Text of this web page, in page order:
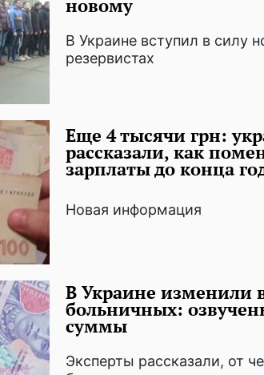
новому
В Украине вступил в силу
резервистах
Еще 4 тысячи грн:
рассказали, как
зарплаты до конца
Новая информация
В Украине изменили
больничных:
суммы
Эксперты рассказали, от